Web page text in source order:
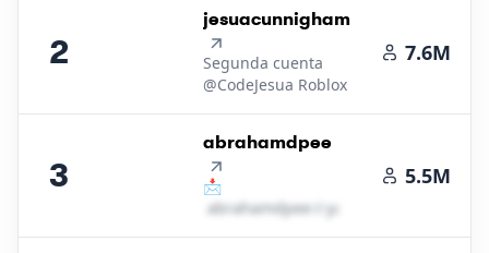
2
2.
jesuacunnigham
Segunda cuenta
@CodeJesua Roblox
7.6M
3
3.
abrahamdpee
📩
a​b​r​a​h​a​m​d​p​e​e​
yahoo․cοm
5.5M